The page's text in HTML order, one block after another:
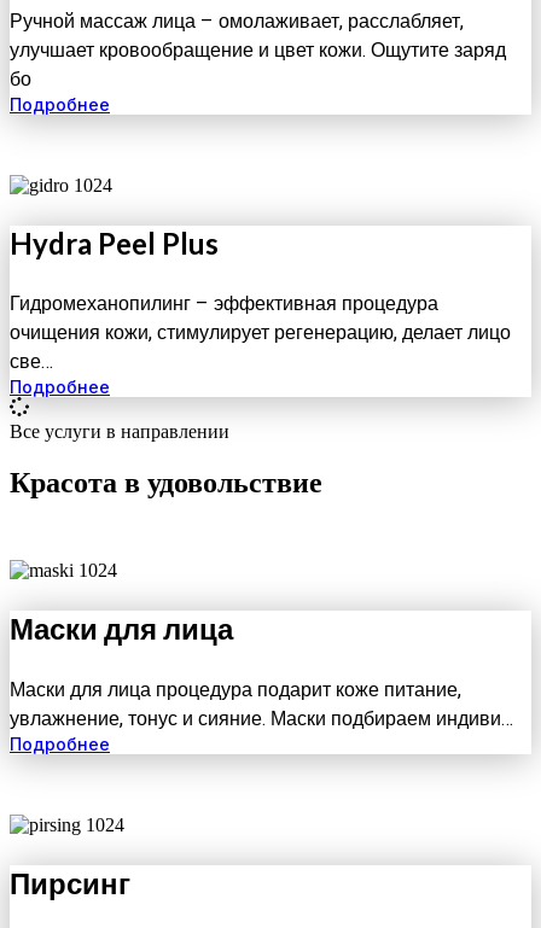
Ручной массаж лица – омолаживает, расслабляет,
улучшает кровообращение и цвет кожи. Ощутите заряд
бо
Подробнее
Hydra Peel Plus
Гидромеханопилинг – эффективная процедура
очищения кожи, стимулирует регенерацию, делает лицо
све…
Подробнее
Все услуги в направлении
Красота в удовольствие
Маски для лица
Маски для лица процедура подарит коже питание,
увлажнение, тонус и сияние. Маски подбираем индиви…
Подробнее
Пирсинг